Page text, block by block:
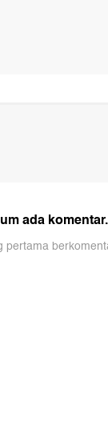
ada komentar.
pertama